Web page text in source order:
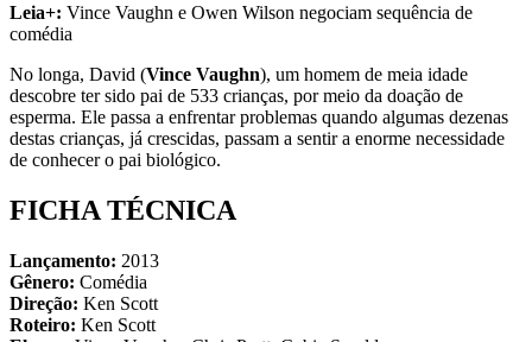
Leia+: Vince Vaughn e Owen Wilson negociam sequência de
comédia
No longa, David (Vince Vaughn), um homem de meia idade
descobre ter sido pai de 533 crianças, por meio da doação de
esperma. Ele passa a enfrentar problemas quando algumas dezenas
destas crianças, já crescidas, passam a sentir a enorme necessidade
de conhecer o pai biológico.
FICHA TÉCNICA
Lançamento: 2013
Gênero: Comédia
Direção: Ken Scott
Roteiro: Ken Scott